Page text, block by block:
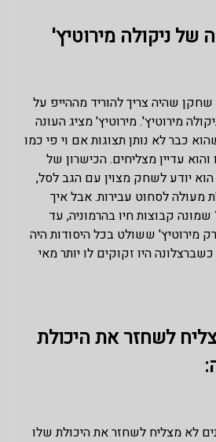
של ניקולה מירוטיץ'
שהיה צריך להוריד מההייפ על
מירוטיץ'. מירוטיץ' מציג העונה
כבר לא נותן תצוגות אם וי פי כמו
עדיין מצליחים. הכישרון של
יודע לשחק מצוין עם הגב לסל,
מעולה לסחוט עבירות. אבל איך
קבוצות חיו בהרמוניה, עד
מירוטיץ' ששולט בכל היסודות היה
היו זקוקים לו יותר מאי
לשחזר את היכולת
לא מצליח לשחזר את היכולת שלו